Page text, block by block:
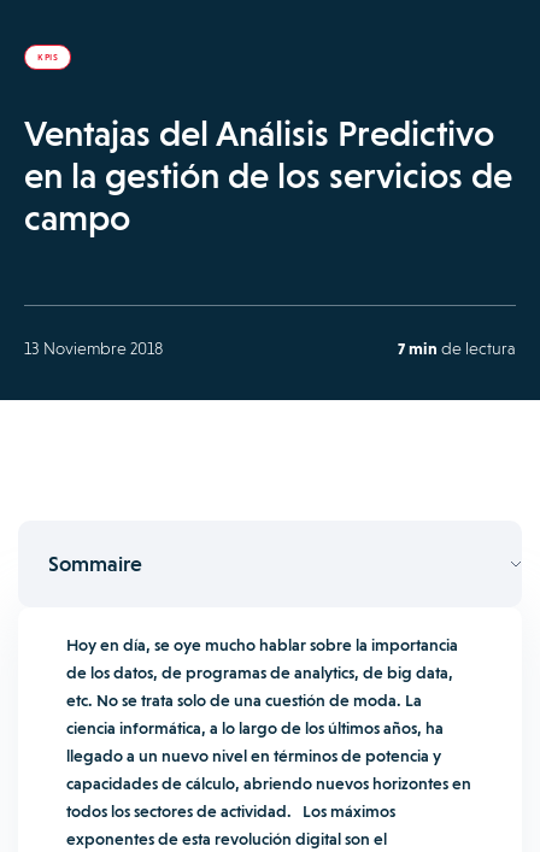
KPIS
Ventajas del Análisis Predictivo
en la gestión de los servicios de
campo
13 Noviembre 2018 7 min de lectura
Sommaire
Hoy en día, se oye mucho hablar sobre la importancia
de los datos, de programas de analytics, de big data,
etc. No se trata solo de una cuestión de moda. La
ciencia informática, a lo largo de los últimos años, ha
llegado a un nuevo nivel en términos de potencia y
capacidades de cálculo, abriendo nuevos horizontes en
todos los sectores de actividad.
Los máximos
exponentes de esta revolución digital son el